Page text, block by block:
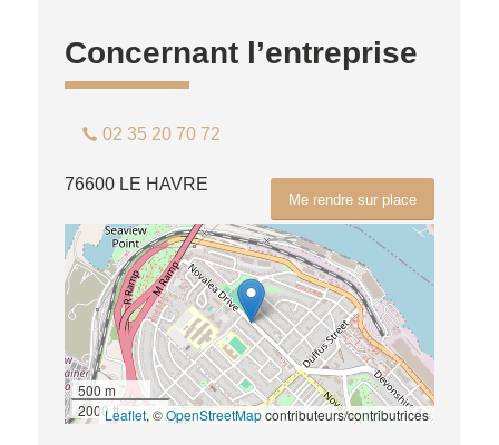
Concernant l’entreprise
02 35 20 70 72
Me rendre sur place
76600 LE HAVRE
500 m
2000 ftLeaflet, ©OpenStreetMapcontributeurs/contributrices